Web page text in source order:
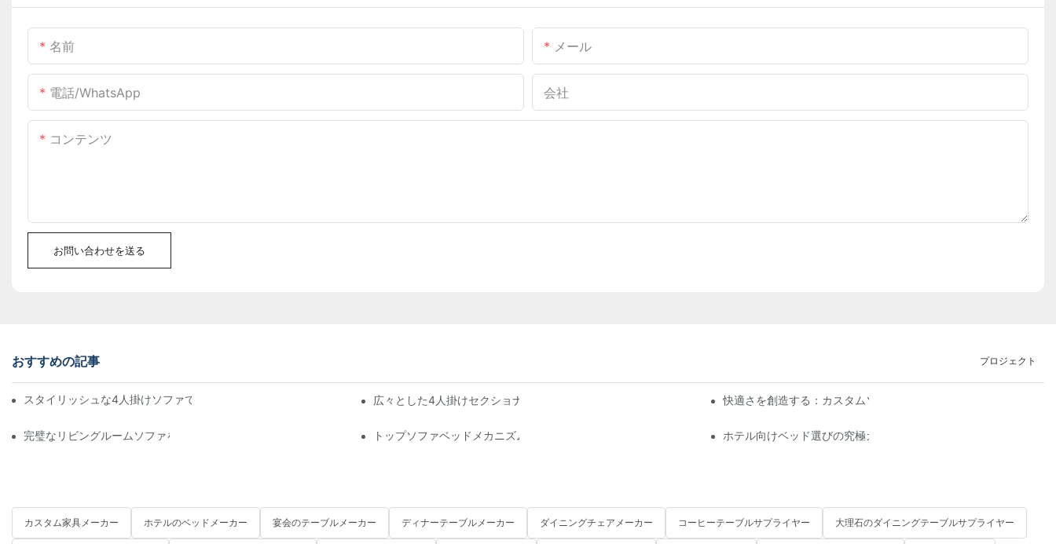
名前 メール
電話/WhatsApp 会社
コンテンツ
お問い合わせを送る
おすすめの記事 プロジェクト
スタイリッシュな4人掛けソファでリビングスペースをグレードアップ 広々とした4人掛けセクショナルソファで快適さとスタイルを最大限に 快適さを創造する：カスタムソファメーカーガイド
完璧なリビングルームソファを工場から見つけるための究極ガイド トップソファベッドメカニズムメーカー：品質と快適さを提供 ホテル向けベッド選びの究極ガイド：検討すべきトップサプライヤ
カスタム家具メーカー ホテルのベッドメーカー 宴会のテーブルメーカー ディナーテーブルメーカー ダイニングチェアメーカー コーヒーテーブルサプライヤー 大理石のダイニングテーブルサプライヤー